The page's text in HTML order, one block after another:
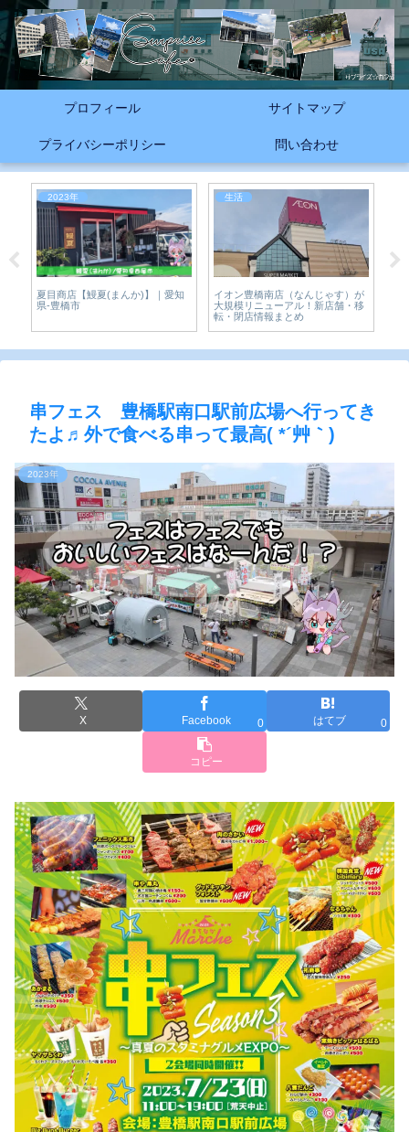
プロフィール サイトマップ
プライバシーポリシー 問い合わせ
2023年
夏目商店【鰻夏(まんか)】｜愛知
県-豊橋市
生活
イオン豊橋南店（なんじゃす）が
大規模リニューアル！新店舗・移
転・閉店情報まとめ
串フェス 豊橋駅南口駅前広場へ行ってき
たよ♬外で食べる串って最高( *´艸｀)
2023年
X Facebook 0 はてブ 0
コピー